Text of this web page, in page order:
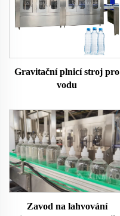
Gravitační plnicí stroj pro
vodu
Zavod na lahvování